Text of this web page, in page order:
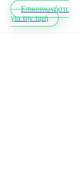
Επικοινωνήστε
για την τιμή